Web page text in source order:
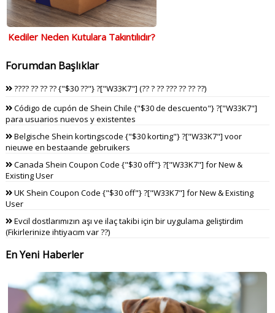
Kediler Neden Kutulara Takıntılıdır?
Forumdan Başlıklar
???? ?? ?? ?? {"$30 ??"} ?["W33K7"] (?? ? ?? ??? ?? ?? ??)
Código de cupón de Shein Chile {"$30 de descuento"} ?["W33K7"]
para usuarios nuevos y existentes
Belgische Shein kortingscode {"$30 korting"} ?["W33K7"] voor
nieuwe en bestaande gebruikers
Canada Shein Coupon Code {"$30 off"} ?["W33K7"] for New &
Existing User
UK Shein Coupon Code {"$30 off"} ?["W33K7"] for New & Existing
User
Evcil dostlarımızın aşı ve ilaç takibi için bir uygulama geliştirdim
(Fikirlerinize ihtiyacım var ??)
En Yeni Haberler